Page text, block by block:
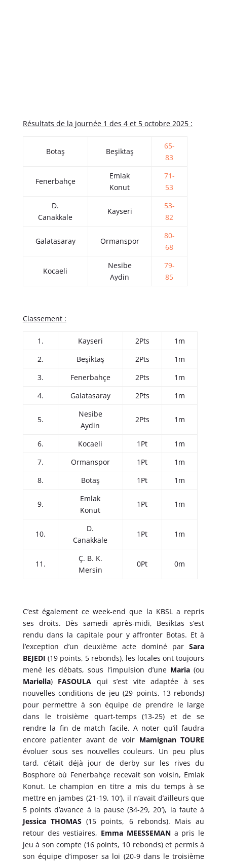
Résultats de la journée 1 des 4 et 5 octobre 2025 :
Botaş Beşiktaş
65-
83
Fenerbahçe
Emlak
Konut
71-
53
D.
Canakkale
Kayseri
53-
82
Galatasaray Ormanspor
80-
68
Kocaeli
Nesibe
Aydin
79-
85
Classement :
1. Kayseri 2Pts
1m
2.
Beşiktaş 2Pts
1m
3.
Fenerbahçe 2Pts
1m
4.
Galatasaray 2Pts 1m
5.
Nesibe
Aydin
2Pts 1m
6. Kocaeli 1Pt
1m
7.
Ormanspor 1Pt
1m
8.
Botaş 1Pt 1m
9.
Emlak
Konut
1Pt 1m
10.
D.
Canakkale
1Pt 1m
11.
Ç. B. K.
Mersin
0Pt 0m
C’est également ce week-end que la KBSL a repris
ses droits. Dès samedi après-midi, Besiktas s’est
rendu dans la capitale pour y affronter Botas. Et à
l’exception d’un deuxième acte dominé parSara
BEJEDI (19 points, 5 rebonds), les locales ont toujours
mené les débats, sous l’impulsion d’uneMaria (ou
Mariella) FASOULA qui s’est vite adaptée à ses
nouvelles conditions de jeu (29 points, 13 rebonds)
pour permettre à son équipe de prendre le large
dans le troisième quart-temps (13-25) et de se
rendre la fin de match facile. A noter qu’il faudra
encore patienter avant de voir Mamignan TOURE
évoluer sous ses nouvelles couleurs. Un peu plus
tard, c’était déjà jour de derby sur les rives du
Bosphore où Fenerbahçe recevait son voisin, Emlak
Konut. Le champion en titre a mis du temps à se
mettre en jambes (21-19, 10′), il n’avait d’ailleurs que
5 points d’avance à la pause (34-29, 20′), la faute à
Jessica THOMAS (15 points, 6 rebonds). Mais au
retour des vestiaires, Emma MEESSEMANa pris le
jeu à son compte (16 points, 10 rebonds) et permis à
son équipe d’imposer sa loi (20-9 dans le troisième